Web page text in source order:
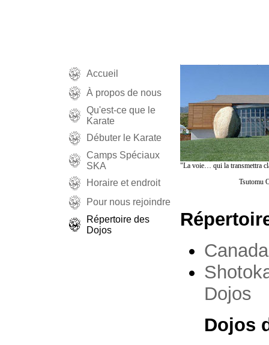
Accueil
À propos de nous
Qu'est-ce que le
Karate
Débuter le Karate
Camps Spéciaux
SKA
Horaire et endroit
Pour nous rejoindre
Répertoire des
Dojos
"La voie… qui la transmettra
Tsutomu
Dojos
Dojos